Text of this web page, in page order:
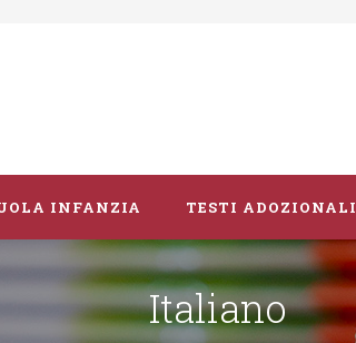
INFANZIA TESTI ADOZIONALI
Italiano